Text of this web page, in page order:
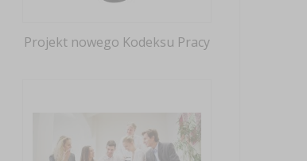
Projekt nowego Kodeksu Pracy